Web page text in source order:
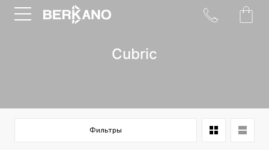
Cubric
Фильтры